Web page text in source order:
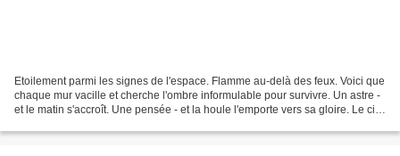
Etoilement parmi les signes de l'espace. Flamme au-delà des feux. Voici que
chaque mur vacille et cherche l'ombre informulable pour survivre. Un astre -
et le matin s'accroît. Une pensée - et la houle l'emporte vers sa gloire. Le ciel